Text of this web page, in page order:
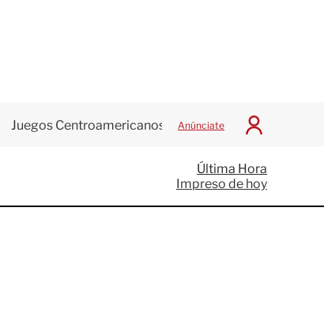
Juegos Centroamericanos Anúnciate
I
c
i
a
Última Hora
Impreso de hoy